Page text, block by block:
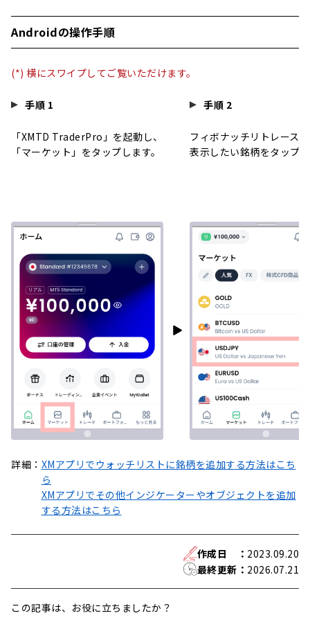
Androidの操作手順
(*) 横にスワイプしてご覧いただけます。
手順 1
「XMTD TraderPro」を起動し、
「マーケット」をタップします。
手順 2
フィボナッチリトレース
表示したい銘柄をタップ
詳細： XMアプリでウォッチリストに銘柄を追加する方法はこち
ら
XMアプリでその他インジケーターやオブジェクトを追加
する方法はこちら
作成日 ： 2023.09.20
最終更新 ： 2026.07.21
この記事は、お役に立ちましたか？